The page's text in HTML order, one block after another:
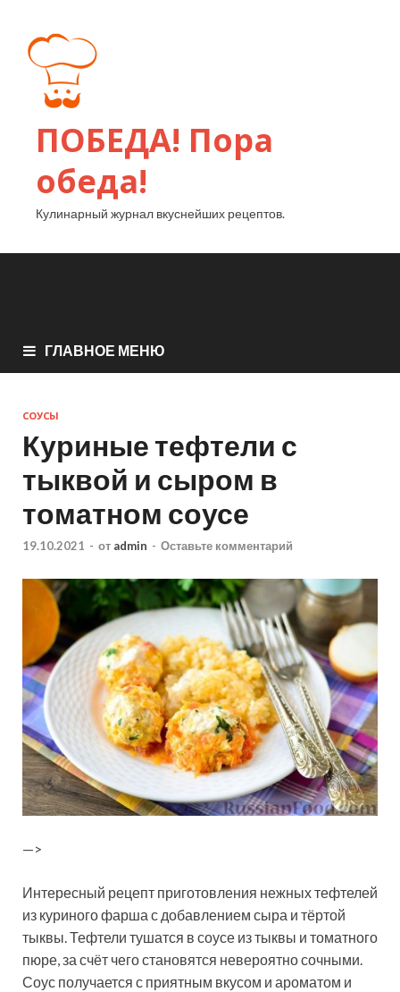
ПОБЕДА! Пора
обеда!
Кулинарный журнал вкуснейших рецептов.
ГЛАВНОЕ МЕНЮ
СОУСЫ
Куриные тефтели с
тыквой и сыром в
томатном соусе
19.10.2021 - от admin - Оставьте комментарий
—>
Интересный рецепт приготовления нежных тефтелей
из куриного фарша с добавлением сыра и тёртой
тыквы. Тефтели тушатся в соусе из тыквы и томатного
пюре, за счёт чего становятся невероятно сочными.
Соус получается с приятным вкусом и ароматом и